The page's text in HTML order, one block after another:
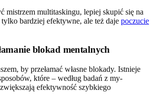
mistrzem multitaskingu, lepiej skupić się na
bardziej efektywne, ale też daje poczucie
blokad mentalnych
by przełamać własne blokady. Istnieje
które – według badań z my-
efektywność szybkiego